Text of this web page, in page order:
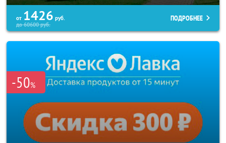
от 1426 руб.
до60600руб.
ПОДРОБНЕЕ
-50%